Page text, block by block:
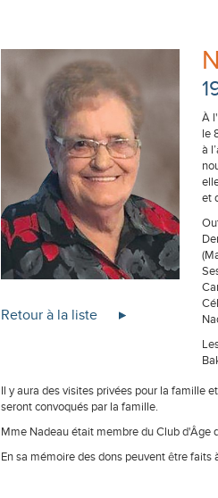
Retour à la liste
À
le
à
et
Il y aura des visites privées pour la famille
seront convoqués par la famille.
Mme Nadeau était membre du Club d'Âge
En sa mémoire des dons peuvent être faits